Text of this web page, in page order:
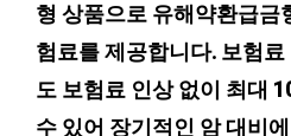
형 상품으로 유해약환급금
험료를 제공합니다. 보험료
도 보험료 인상 없이 최대
수 있어 장기적인 암 대비